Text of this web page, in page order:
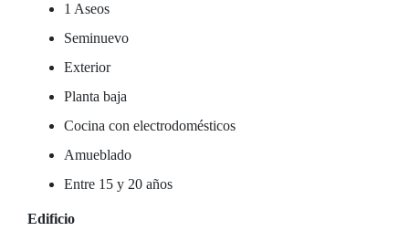
1 Aseos
Seminuevo
Exterior
Planta baja
Cocina con electrodomésticos
Amueblado
Entre 15 y 20 años
Edificio